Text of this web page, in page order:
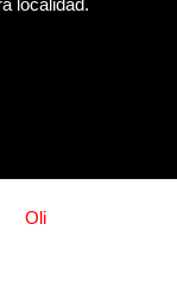
localidad.
Oli